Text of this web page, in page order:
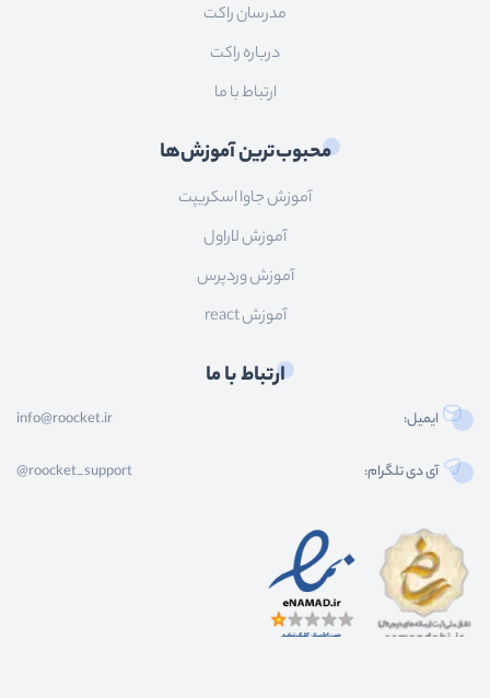
مدرسان راکت
درباره راکت
ارتباط با ما
محبوب‌ترین آموزش‌ها
آموزش جاوا اسکریپت
آموزش لاراول
آموزش وردپرس
آموزش react
ارتباط با ما
ایمیل: info@roocket.ir
آی دی تلگرام: @roocket_support